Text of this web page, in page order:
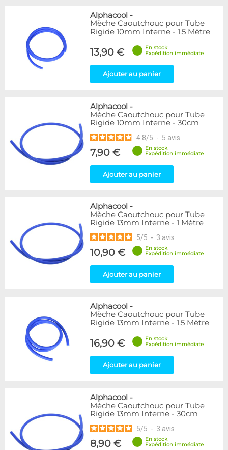
Alphacool -
Mèche Caoutchouc pour Tube
Rigide 10mm Interne - 1.5 Mètre
13,90 €
En stock
Expédition immédiate
Ajouter au panier
Alphacool -
Mèche Caoutchouc pour Tube
Rigide 10mm Interne - 30cm
4.8/5 - 5 avis
7,90 €
En stock
Expédition immédiate
Ajouter au panier
Alphacool -
Mèche Caoutchouc pour Tube
Rigide 13mm Interne - 1 Mètre
5/5 - 3 avis
10,90 €
En stock
Expédition immédiate
Ajouter au panier
Alphacool -
Mèche Caoutchouc pour Tube
Rigide 13mm Interne - 1.5 Mètre
16,90 €
En stock
Expédition immédiate
Ajouter au panier
Alphacool -
Mèche Caoutchouc pour Tube
Rigide 13mm Interne - 30cm
5/5 - 3 avis
8,90 €
En stock
Expédition immédiate